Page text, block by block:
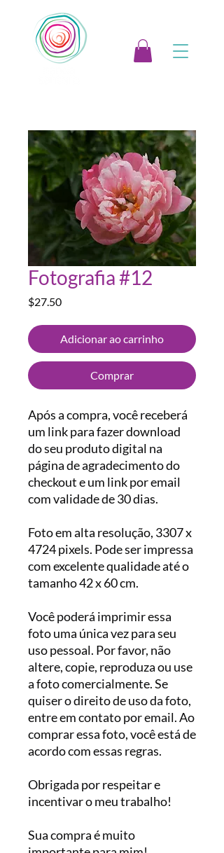
Fotografia #12
$27.50Preço
Adicionar ao carrinho
Comprar
Após a compra, você receberá
um link para fazer download
do seu produto digital na
página de agradecimento do
checkout e um link por email
com validade de 30 dias.
Foto em alta resolução, 3307 x
4724 pixels. Pode ser impressa
com excelente qualidade até o
tamanho 42 x 60 cm.
Você poderá imprimir essa
foto uma única vez para seu
uso pessoal. Por favor, não
altere, copie, reproduza ou use
a foto comercialmente. Se
quiser o direito de uso da foto,
entre em contato por email. Ao
comprar essa foto, você está de
acordo com essas regras.
Obrigada por respeitar e
incentivar o meu trabalho!
Sua compra é muito